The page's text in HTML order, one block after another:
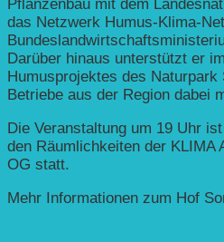
Pflanzenbau mit dem
das Netzwerk Humus-Klima-
Darüber hinaus unterstützt er
Humusprojektes des
Betriebe aus der Region dabei
Die Veranstaltung um 19 Uhr
den Räumlichkeiten der KLIMA
OG statt.
Mehr Informationen zum Hof